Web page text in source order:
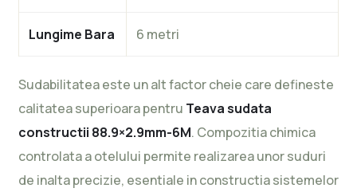
Lungime Bara 6 metri
Sudabilitatea este un alt factor cheie care defineste
calitatea superioara pentru Teava sudata
constructii 88.9×2.9mm-6M. Compozitia chimica
controlata a otelului permite realizarea unor suduri
de inalta precizie, esentiale in constructia sistemelor